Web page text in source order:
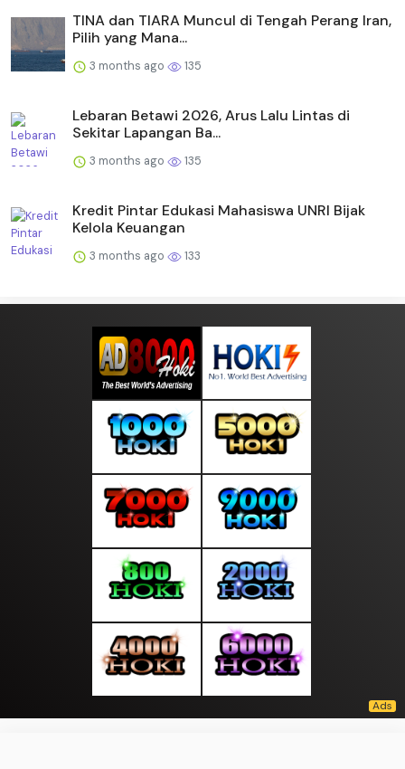
TINA dan TIARA Muncul di Tengah Perang Iran,
Pilih yang Mana...
3 months ago 135
Lebaran Betawi 2026, Arus Lalu Lintas di
Sekitar Lapangan Ba...
3 months ago 135
Kredit Pintar Edukasi Mahasiswa UNRI Bijak
Kelola Keuangan
3 months ago 133